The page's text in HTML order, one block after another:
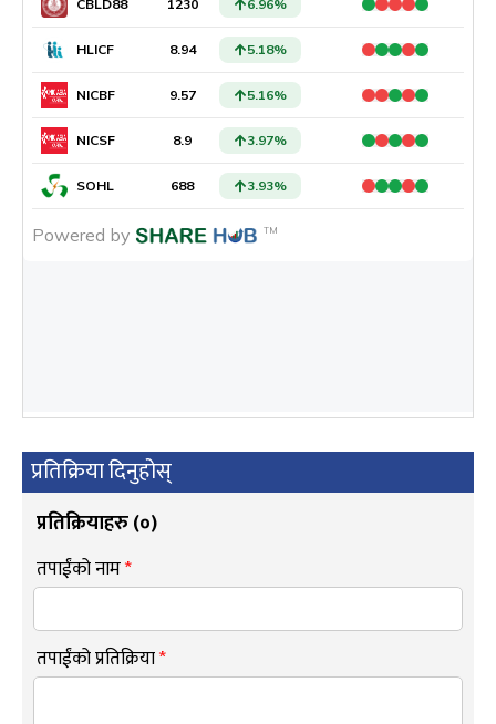
प्रतिक्रिया दिनुहोस्
प्रतिक्रियाहरु (०)
तपाईंको नाम*
तपाईंको प्रतिक्रिया*